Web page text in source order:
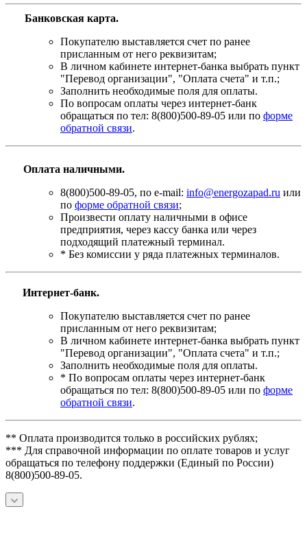
Банковская карта.
Покупателю выставляется счет по ранее
присланным от него реквизитам;
В личном кабинете интернет-банка выбрать пункт
"Перевод организации", "Оплата счета" и т.п.;
Заполнить необходимые поля для оплаты.
По вопросам оплаты через интернет-банк
обращаться по тел: 8(800)500-89-05 или по форме
обратной связи.
Оплата наличными.
8(800)500-89-05, по e-mail: info@energozapad.ru или
по форме обратной связи;
Произвести оплату наличными в офисе
предприятия, через кассу банка или через
подходящий платежный терминал.
* Без комиссии у ряда платежных терминалов.
Интернет-банк.
Покупателю выставляется счет по ранее
присланным от него реквизитам;
В личном кабинете интернет-банка выбрать пункт
"Перевод организации", "Оплата счета" и т.п.;
Заполнить необходимые поля для оплаты.
* По вопросам оплаты через интернет-банк
обращаться по тел: 8(800)500-89-05 или по форме
обратной связи.
** Оплата производится только в российских рублях;
*** Для справочной информации по оплате товаров и услуг
обращаться по телефону поддержки (Единый по России)
8(800)500-89-05.